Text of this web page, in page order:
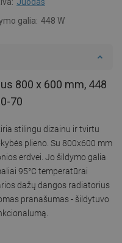
galia: 448 W
800 x 600 mm, 448
70
stilingu dizainu ir tvirtu
plieno. Su 800x600 mm
erdvei. Jo šildymo galia
95°C temperatūrai
dažų dangos radiatorius
pranašumas - šildytuvo